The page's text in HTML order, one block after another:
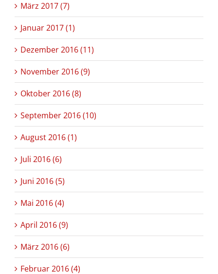
März 2017 (7)
Januar 2017 (1)
Dezember 2016 (11)
November 2016 (9)
Oktober 2016 (8)
September 2016 (10)
August 2016 (1)
Juli 2016 (6)
Juni 2016 (5)
Mai 2016 (4)
April 2016 (9)
März 2016 (6)
Februar 2016 (4)